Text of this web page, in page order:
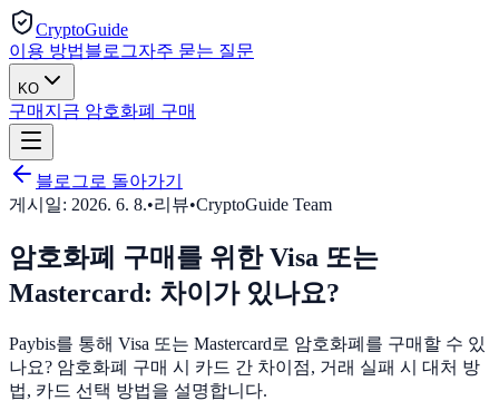
CryptoGuide
이용 방법블로그자주 묻는 질문
KO
구매 지금 암호화폐 구매
블로그로 돌아가기
게시일: 2026. 6. 8.•리뷰•CryptoGuide Team
암호화폐 구매를 위한 Visa 또는
Mastercard: 차이가 있나요?
Paybis를 통해 Visa 또는 Mastercard로 암호화폐를 구매할 수 있
나요? 암호화폐 구매 시 카드 간 차이점, 거래 실패 시 대처 방
법, 카드 선택 방법을 설명합니다.